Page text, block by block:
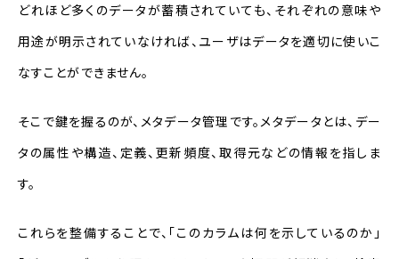
どれほど多くのデータが蓄積されていても、それぞれの意味や
用途が明示されていなければ、ユーザはデータを適切に使いこ
なすことができません。
そこで鍵を握るのが、メタデータ管理です。メタデータとは、デー
タの属性や構造、定義、更新頻度、取得元などの情報を指しま
す。
これらを整備することで、「このカラムは何を示しているのか」